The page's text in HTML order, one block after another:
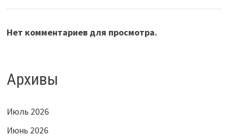
Нет комментариев для просмотра.
Архивы
Июль 2026
Июнь 2026